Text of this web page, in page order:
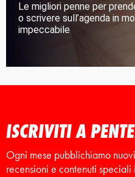
Le migliori penne per
o scrivere sull’agenda in
impeccabile
ISCRIVITI A
Ogni mese pubblichiamo
recensioni e contenuti